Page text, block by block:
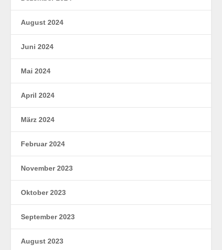
August 2024
Juni 2024
Mai 2024
April 2024
März 2024
Februar 2024
November 2023
Oktober 2023
September 2023
August 2023